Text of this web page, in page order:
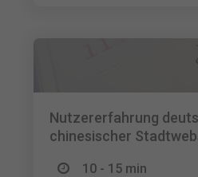
Nutzererfahrung
chinesischer
10 - 15 min